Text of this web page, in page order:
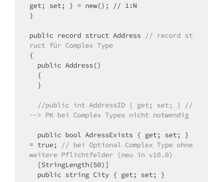
get; set; } = new(); // 1:N
}
public record struct Address // record st
ruct für Complex Type
{
//public int AddressID { get; set; }
//
--> PK bei Complex Types nicht notwendig
= true;
// bei Optional Complex Type ohne
weitere Pflichtfelder (neu in v10.0)